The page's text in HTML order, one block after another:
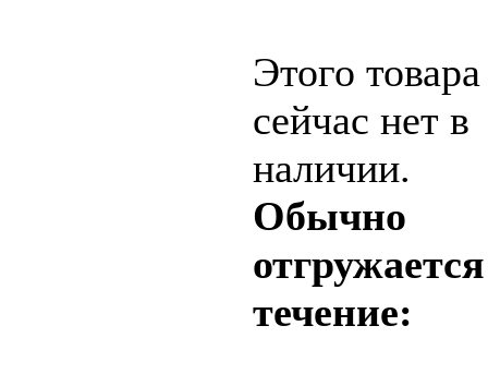
Этого товара
сейчас нет в
наличии.
Обычно
течение: